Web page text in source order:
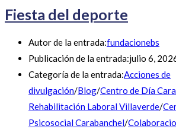
Fiesta del deporte
Autor de la entrada:fundacionebs
Publicación de la entrada:julio 6,
Categoría de la entrada:Acciones de
divulgación/Blog/Centro de Día
Rehabilitación Laboral Villaverde/
Psicosocial Carabanchel/